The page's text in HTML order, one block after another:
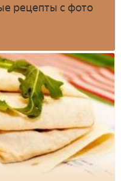
рецепты с фото